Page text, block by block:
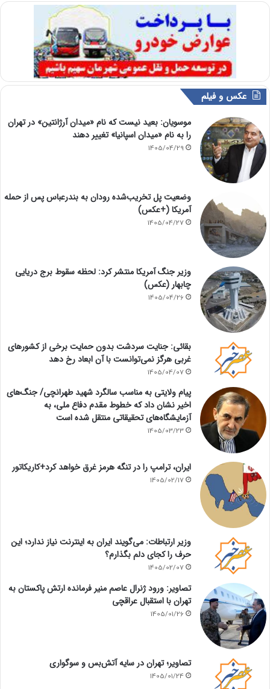
عکس و فیلم
موسویان: بعید نیست که نام «میدان آرژانتین» در تهران
را به نام «میدان اسپانیا» تغییر دهند
1405/04/29
وضعیت پل تخریب‌شده رودان به بندرعباس پس از حمله
آمریکا (+عکس)
1405/04/27
وزیر جنگ آمریکا منتشر کرد: لحظه سقوط برج دریایی
چابهار (عکس)
1405/04/26
بقائی: جنایت سردشت بدون حمایت برخی از کشورهای
غربی هرگز نمی‌توانست با آن ابعاد رخ دهد
1405/04/07
پیام ولایتی به مناسب سالگرد شهید طهرانچی/ جنگ‌های
اخیر نشان داد که خطوط مقدم دفاع ملی، به
آزمایشگاه‌های تحقیقاتی منتقل شده است
1405/03/23
ایران، ترامپ را در تنگه هرمز غرق خواهد کرد+کاریکاتور
1405/02/17
وزیر ارتباطات: می‌گویند ایران به اینترنت نیاز ندارد؛ این
حرف را کجای دلم بگذارم؟
1405/02/07
تصاویر: ورود ژنرال عاصم منیر فرمانده ارتش پاکستان به
تهران با استقبال عراقچی
1405/01/26
تصاویر؛ تهران در سایه آتش‌بس و سوگواری
1405/01/24